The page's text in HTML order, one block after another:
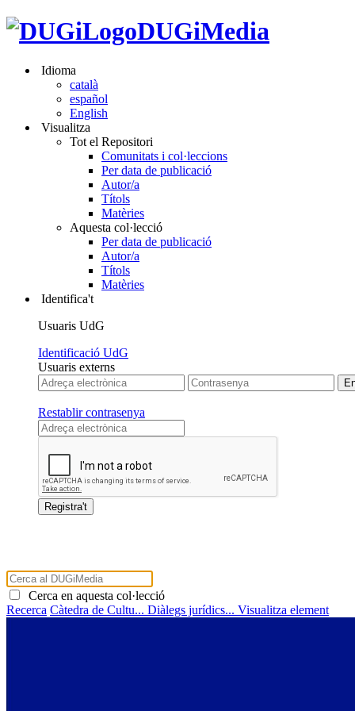
DUGiMedia
Idioma
català
español
English
Visualitza
Tot el Repositori
Comunitats i col·leccions
Per data de publicació
Autor/a
Títols
Matèries
Aquesta col·lecció
Per data de publicació
Autor/a
Títols
Matèries
Identifica't
Usuaris UdG
Identificació UdG
Usuaris externs
Restablir contrasenya
Cerca en aquesta col·lecció
Recerca Càtedra de Cultu... Diàlegs jurídics... Visualitza element